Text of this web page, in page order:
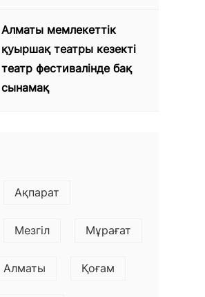
Алматы мемлекеттік
қуыршақ театры кезекті
театр фестивалінде бақ
сынамақ
Ақпарат
Мезгіл Мұрағат
Алматы Қоғам